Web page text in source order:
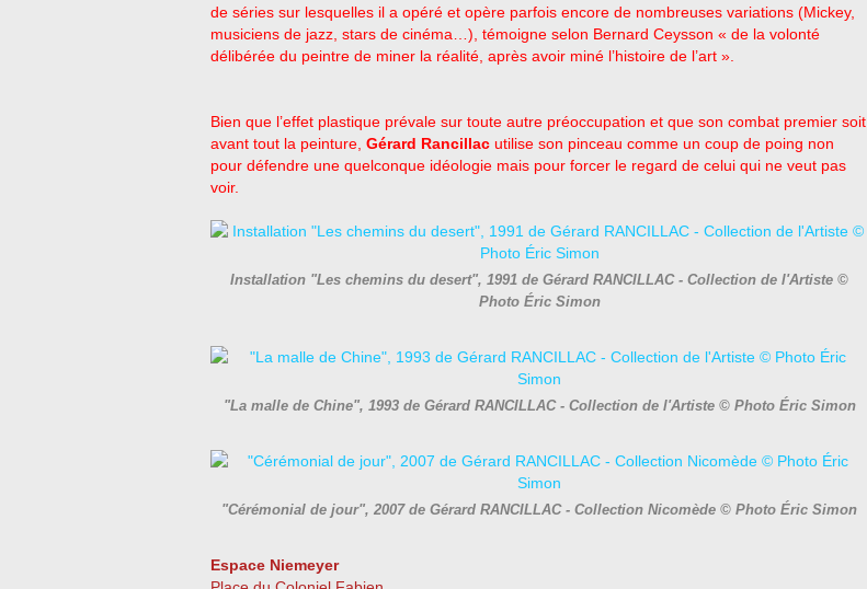
de séries sur lesquelles il a opéré et opère parfois encore de nombreuses variations (Mickey,
musiciens de jazz, stars de cinéma…), témoigne selon Bernard Ceysson « de la volonté
délibérée du peintre de miner la réalité, après avoir miné l’histoire de l’art ».
Bien que l’effet plastique prévale sur toute autre préoccupation et que son combat premier soit
avant tout la peinture, Gérard Rancillac utilise son pinceau comme un coup de poing non
pour défendre une quelconque idéologie mais pour forcer le regard de celui qui ne veut pas
voir.
Installation "Les chemins du desert", 1991 de Gérard RANCILLAC - Collection de l'Artiste ©
Photo Éric Simon
"La malle de Chine", 1993 de Gérard RANCILLAC - Collection de l'Artiste © Photo Éric Simon
"Cérémonial de jour", 2007 de Gérard RANCILLAC - Collection Nicomède © Photo Éric Simon
Espace Niemeyer